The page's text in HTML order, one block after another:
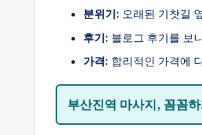
분위기: 오래된 기찻길
후기: 블로그 후기를 보
가격: 합리적인 가격에
부산진역 마사지, 꼼꼼